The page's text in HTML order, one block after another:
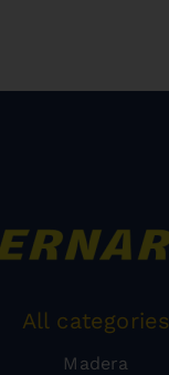
All categories
Madera